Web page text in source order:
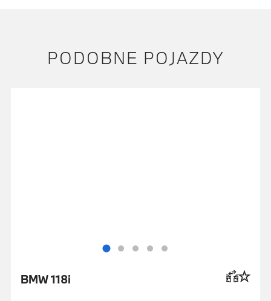
PODOBNE POJAZDY
BMW 118i